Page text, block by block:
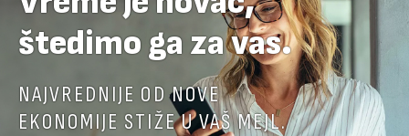
štedimo ga za vas.
NAJVREDNIJE OD NOVE
EKONOMIJE STIŽE U VAŠ MEJL.